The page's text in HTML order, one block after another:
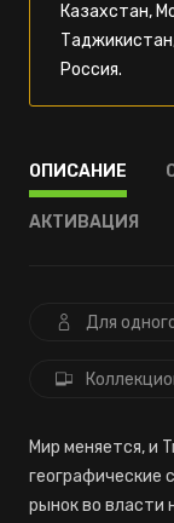
Казахстан,
Россия.
ОПИСАНИЕ
АКТИВАЦИЯ
Для
Мир меняется, и
географические
рынок во власти